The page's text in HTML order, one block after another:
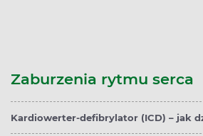
Zaburzenia rytmu serca
Kardiowerter-defibrylator (ICD) – jak